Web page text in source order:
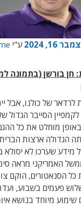
16, 2024 ע"י
חן בורשן (בתמונה
של כולנו, אבל
הסייבר הגדול
באופן מוחלט את כל
הגדולה ארצות
מידע שערכו לא
, הוקם
פעמים בשבוע,
שימוע מיוחד בנושא